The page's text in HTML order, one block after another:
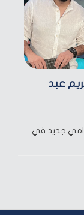
عبد
جديد في